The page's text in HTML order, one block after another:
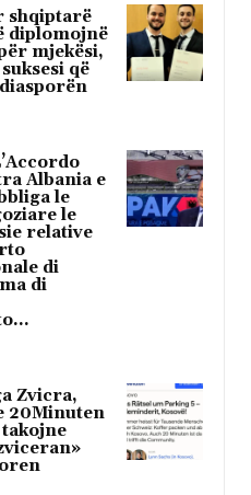
shqiptarë
diplomojnë
mjekësi,
që
Albania e
le
le
relative
di
di
Zvicra,
20Minuten